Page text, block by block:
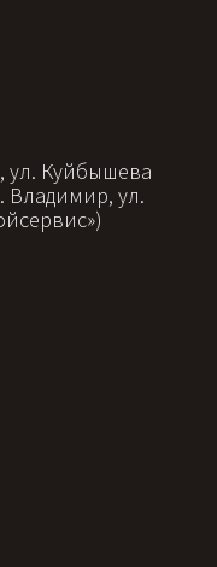
ул. Куйбышева
Владимир, ул.